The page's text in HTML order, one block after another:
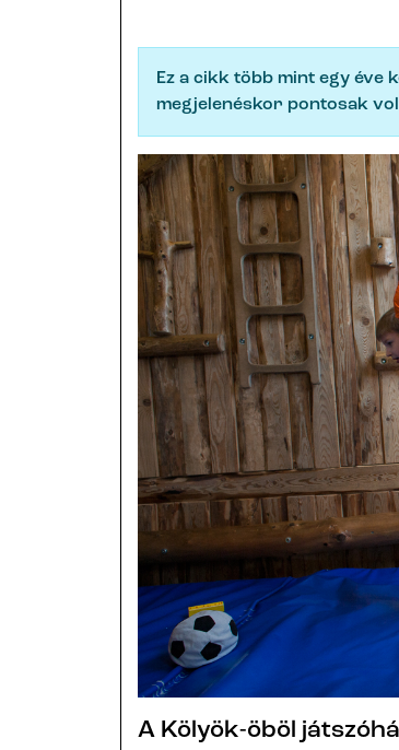
Ez a cikk több mint egy
megjelenéskor pontosak
A Kölyök-öböl